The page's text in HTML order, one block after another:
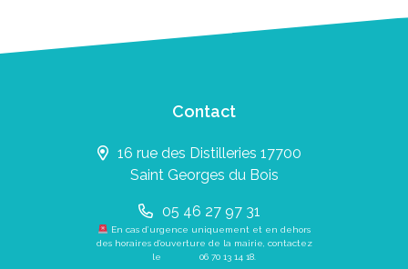
Contact
16 rue des Distilleries 17700
Saint Georges du Bois
05 46 27 97 31
En cas d’urgence uniquement et en dehors
des horaires d’ouverture de la mairie, contactez
le 06 70 13 14 18